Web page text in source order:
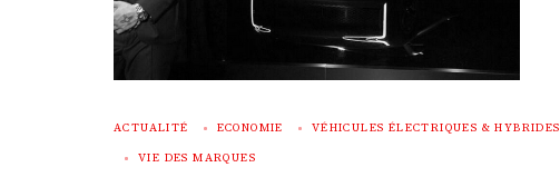
ACTUALITÉ ECONOMIE VÉHICULES ÉLECTRIQUES & HYBRIDES
VIE DES MARQUES